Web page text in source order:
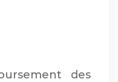
des